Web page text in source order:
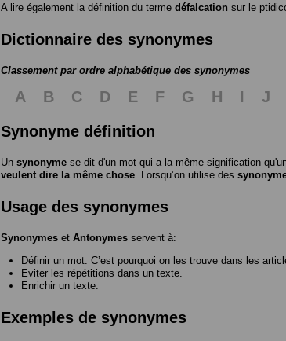
A lire également la définition du terme défalcation sur le
Dictionnaire des synonymes
Classement par ordre alphabétique des synonymes
A B C D E F G H I J
Synonyme définition
Un synonyme se dit d'un mot qui a la même signification
veulent dire la même chose . Lorsqu’on utilise des
Usage des synonymes
Synonymes et Antonymes servent à:
Définir un mot. C’est pourquoi on les trouve dans les
Eviter les répétitions dans un texte.
Enrichir un texte.
Exemples de synonymes